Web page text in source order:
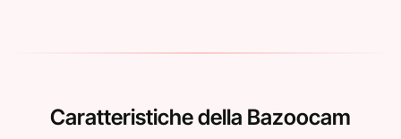
Caratteristiche della Bazoocam